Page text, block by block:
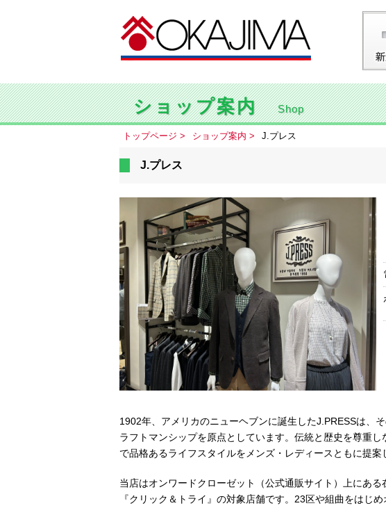
ショップ案内 Shop
トップページ ショップ案内 J.プレス
J.プレス
1902年、アメリカのニューヘブンに誕生したJ.PRESSは、
ラフトマンシップを原点としています。伝統と歴史を尊重
で品格あるライフスタイルをメンズ・レディースともに提案
当店はオンワードクローゼット（公式通販サイト）上にあ
『クリック＆トライ』の対象店舗です。23区や組曲をはじ